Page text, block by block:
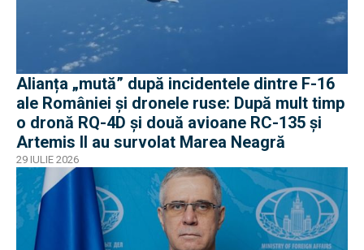
Alianța „mută” după incidentele dintre F-16
ale României și dronele ruse: După mult timp
o dronă RQ-4D și două avioane RC-135 și
Artemis II au survolat Marea Neagră
29 IULIE 2026